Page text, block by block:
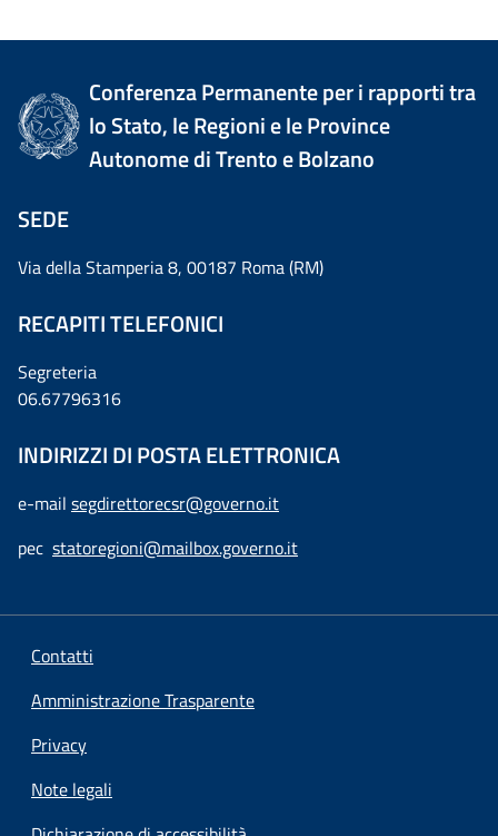
Conferenza Permanente per i rapporti tra
lo Stato, le Regioni e le Province
Autonome di Trento e Bolzano
SEDE
Via della Stamperia 8, 00187 Roma (RM)
RECAPITI TELEFONICI
Segreteria
06.67796316
INDIRIZZI DI POSTA ELETTRONICA
e-mail segdirettorecsr@governo.it
pec statoregioni@mailbox.governo.it
Contatti
Amministrazione Trasparente
Privacy
Note legali